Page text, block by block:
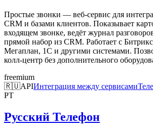
Простые звонки — веб-сервис для
CRM и базами клиентов. Показывает
входящем звонке, ведёт журнал
прямой набор из CRM. Работает с
Мегаплан, 1С и другими системами.
колл-центр без дополнительного
freemium
🇷🇺APIИнтеграция между сервисами
РТ
Русский Телефон